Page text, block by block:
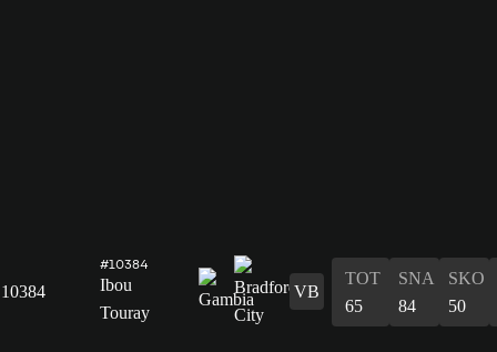
10384
#10384
Ibou
Touray
VB
TOT
65
SNA
84
SKO
50